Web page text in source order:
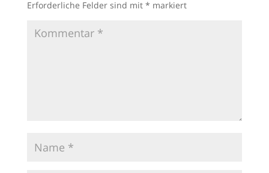
Erforderliche Felder sind mit * markiert